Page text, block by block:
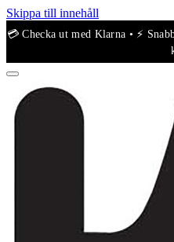
Skippa till innehåll